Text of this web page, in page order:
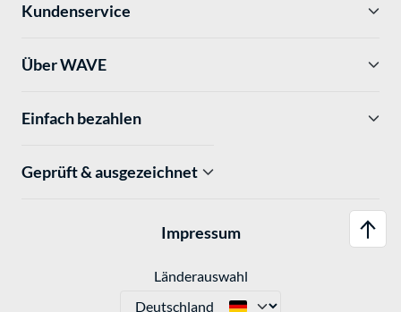
Kundenservice
Über WAVE
Einfach bezahlen
Geprüft & ausgezeichnet
Impressum
Länderauswahl